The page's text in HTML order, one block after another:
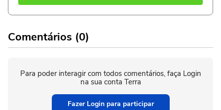
Comentários (0)
Para poder interagir com todos comentários, faça Login
na sua conta Terra
Fazer Login para participar